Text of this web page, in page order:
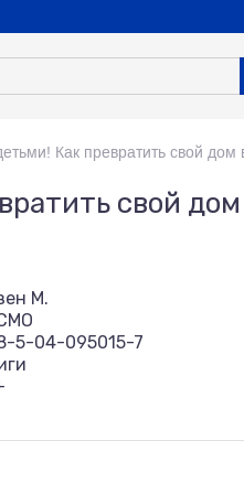
Как превратить свой дом
свой
М.
5-04-095015-7